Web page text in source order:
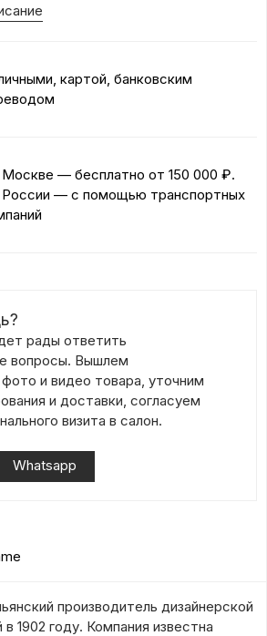
картой, банковским
— бесплатно от 150 000 ₽.
— с помощью транспортных
рады ответить
вопросы. Вышлем
и видео товара, уточним
и доставки, согласуем
визита в салон.
Whatsapp
производитель дизайнерской
1902 году. Компания известна